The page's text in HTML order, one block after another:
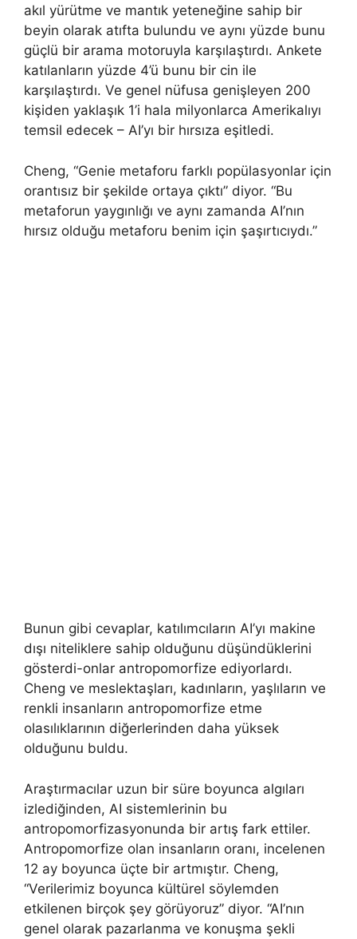
akıl yürütme ve mantık yeteneğine sahip bir
beyin olarak atıfta bulundu ve aynı yüzde bunu
güçlü bir arama motoruyla karşılaştırdı. Ankete
katılanların yüzde 4’ü bunu bir cin ile
karşılaştırdı. Ve genel nüfusa genişleyen 200
kişiden yaklaşık 1’i hala milyonlarca Amerikalıyı
temsil edecek – AI’yı bir hırsıza eşitledi.
Cheng, “Genie metaforu farklı popülasyonlar için
orantısız bir şekilde ortaya çıktı” diyor. “Bu
metaforun yaygınlığı ve aynı zamanda AI’nın
hırsız olduğu metaforu benim için şaşırtıcıydı.”
Bunun gibi cevaplar, katılımcıların AI’yı makine
dışı niteliklere sahip olduğunu düşündüklerini
gösterdi-onlar antropomorfize ediyorlardı.
Cheng ve meslektaşları, kadınların, yaşlıların ve
renkli insanların antropomorfize etme
olasılıklarının diğerlerinden daha yüksek
olduğunu buldu.
Araştırmacılar uzun bir süre boyunca algıları
izlediğinden, AI sistemlerinin bu
antropomorfizasyonunda bir artış fark ettiler.
Antropomorfize olan insanların oranı, incelenen
12 ay boyunca üçte bir artmıştır. Cheng,
“Verilerimiz boyunca kültürel söylemden
etkilenen birçok şey görüyoruz” diyor. “AI’nın
genel olarak pazarlanma ve konuşma şekli